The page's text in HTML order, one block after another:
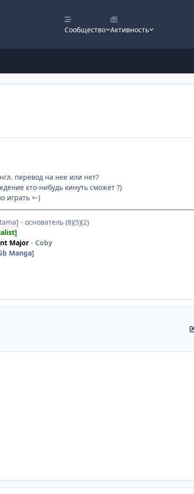
Сообщество Активность
перевод на нее или нет?
кто-нибудь кинуть сможет ?)
играть =-)
- основатель (8)(5)(2)
Major - Coby
Manga]